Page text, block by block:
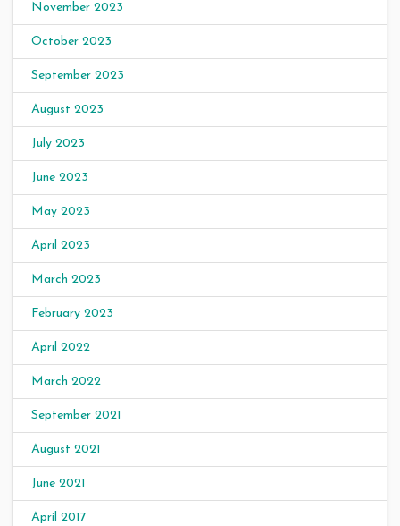
November 2023
October 2023
September 2023
August 2023
July 2023
June 2023
May 2023
April 2023
March 2023
February 2023
April 2022
March 2022
September 2021
August 2021
June 2021
April 2017